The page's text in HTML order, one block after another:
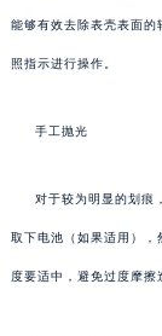
能够有效去除表壳表面的
照指示进行操作。
手工抛光
对于较为明显的划痕
取下电池（如果适用），
度要适中，避免过度摩擦